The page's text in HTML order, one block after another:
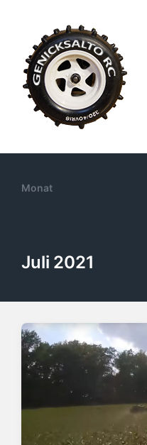
Monat
Juli 2021